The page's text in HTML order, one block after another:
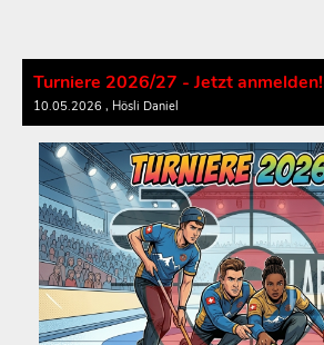
Turniere 2026/27 - Jetzt anmelden!
10.05.2026 , Hösli Daniel